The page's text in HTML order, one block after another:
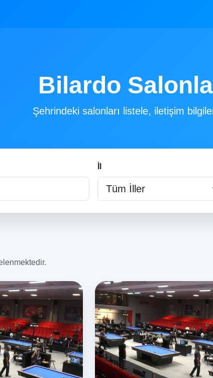
Bilardo
Şehrindeki salonları listele, iletişim